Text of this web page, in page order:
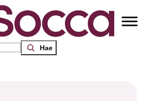
sosiaalialan osaamiskeskus